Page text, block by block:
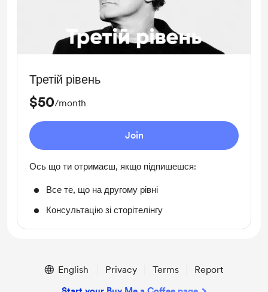
Третій рівень
$50/month
Join
Ось що ти отримаєш, якщо підпишешся:
Все те, що на другому рівні
Консультацію зі сторітелінгу
English Privacy Terms Report